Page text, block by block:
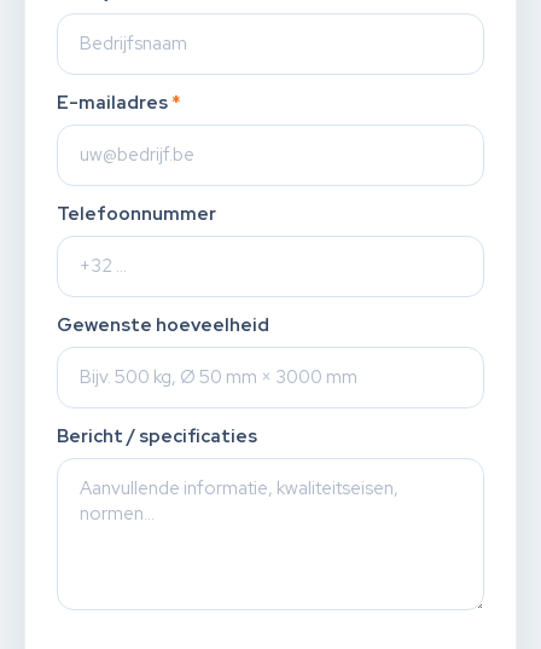
E-mailadres *
Telefoonnummer
Gewenste hoeveelheid
Bericht / specificaties